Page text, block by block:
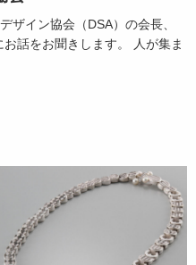
ザイン協会（DSA）の会長、
話をお聞きします。 人が集ま